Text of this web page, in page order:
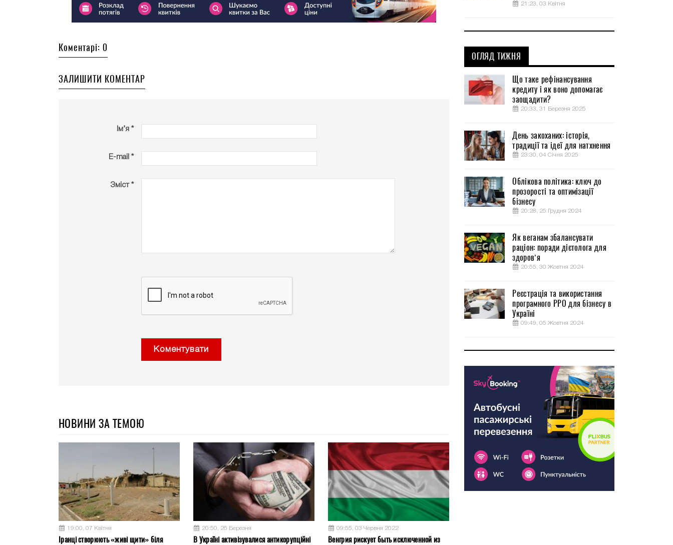
Коментарі: 0
ЗАЛИШИТИ КОМЕНТАР
Ім’я *
E-mail *
Зміст *
Коментувати
НОВИНИ ЗА ТЕМОЮ
19:00, 07 Квітня
Іранці створюють «живі щити» біля
20:50, 26 Березня
В Україні активізувалися антикорупційні
09:55, 03 Червня 2022
Венгрия рискует быть исключенной из
21:23, 03 Квітня
ОГЛЯД ТИЖНЯ
Що таке рефінансування
кредиту і як воно допомагає
заощадити?
20:33, 31 Березня 2025
День закоханих: історія,
традиції та ідеї для натхнення
23:30, 04 Січня 2025
Облікова політика: ключ до
прозорості та оптимізації
бізнесу
20:28, 25 Грудня 2024
Як веганам збалансувати
раціон: поради дієтолога для
здоров’я
20:55, 30 Жовтня 2024
Реєстрація та використання
програмного РРО для бізнесу в
Україні
09:49, 05 Жовтня 2024